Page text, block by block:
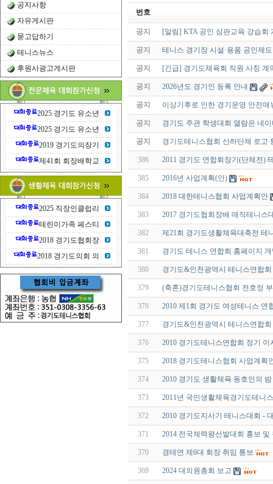
공지사항
자유게시판
묻고답하기
테니스뉴스
후원사광고게시판
2025 경기도 유소년
2025 경기도 유소년
2019 경기도의장기
제41회 회장배학교
2025 직장인클럽리
테린이가족 페스티
2018 경기도협회장
2018 경기도의회 의
번호
공지 [알림] KTA 공인 심판교육 강습회
공지 테니스 경기장 시설·용품 공인제
공지 [긴급] 경기도체육회 직원 사칭 계
공지 2026년도 경기인 등록 안내
공지 이상기후로 인한 경기운영 안전매
공지 경기도 주관 학생대회 열람은 네
공지 경기도테니스협회 산하단체 로고
386 2011 경기도 연합회장기(단체전)
385 2016년 사업계획(안)
384 2018 대한테니스협회 사업계획안
383 2017 경기도협회장배 매직테니스
382 제21회 경기도생활체육대축전 테
381 경기도 테니스 연합회 홈페이지
380 경기도&인천광역시 테니스연합
379 (축혼)경기도테니스협회 전호정
378 2010 제1회 경기도 여성테니스 연
377 경기도&인천광역시 테니스연합
376 2010 경기도테니스연합회 정기 이
375 2018 경기도테니스협회 사업계획
374 2010 경기도 생활체육 동호인의 밤
373 2011년 국민생활체육경기도테니
372 2010 경기도지사기 테니스대회 -
371 2014 전국체력왕선발대회 홍보 및
370 경테연 제6대 회장 취임 통보
369 2024 대의원총회 보고